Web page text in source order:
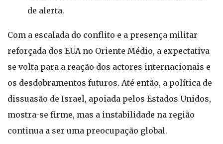
de alerta.
Com a escalada do conflito e a presença militar
reforçada dos EUA no Oriente Médio, a expectativa
se volta para a reação dos actores internacionais e
os desdobramentos futuros. Até então, a política de
dissuasão de Israel, apoiada pelos Estados Unidos,
mostra-se firme, mas a instabilidade na região
continua a ser uma preocupação global.